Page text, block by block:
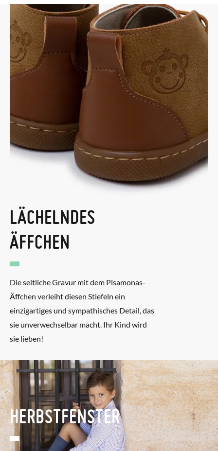
LÄCHELNDES
ÄFFCHEN
Die seitliche Gravur mit dem Pisamonas-
Äffchen verleiht diesen Stiefeln ein
einzigartiges und sympathisches Detail, das
sie unverwechselbar macht. Ihr Kind wird
sie lieben!
HERBSTFENSTER